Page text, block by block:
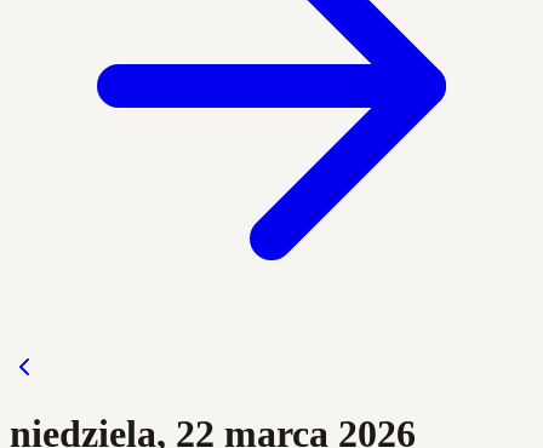
niedziela, 22 marca 2026